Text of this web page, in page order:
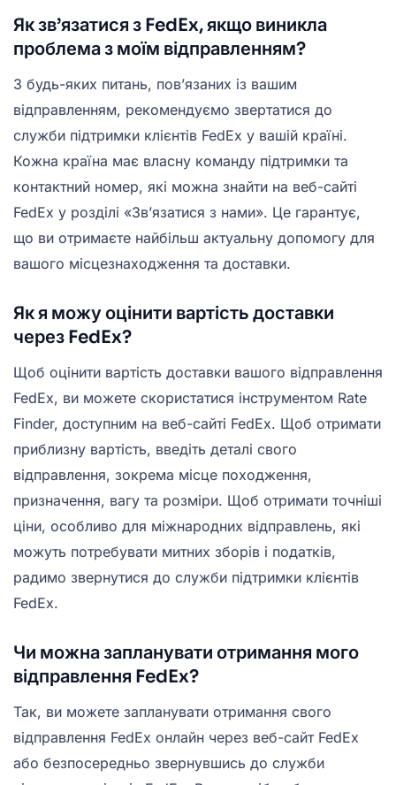
Як зв’язатися з FedEx, якщо виникла
проблема з моїм відправленням?
З будь-яких питань, пов’язаних із вашим
відправленням, рекомендуємо звертатися до
служби підтримки клієнтів FedEx у вашій країні.
Кожна країна має власну команду підтримки та
контактний номер, які можна знайти на веб-сайті
FedEx у розділі «Зв’язатися з нами». Це гарантує,
що ви отримаєте найбільш актуальну допомогу для
вашого місцезнаходження та доставки.
Як я можу оцінити вартість доставки
через FedEx?
Щоб оцінити вартість доставки вашого відправлення
FedEx, ви можете скористатися інструментом Rate
Finder, доступним на веб-сайті FedEx. Щоб отримати
приблизну вартість, введіть деталі свого
відправлення, зокрема місце походження,
призначення, вагу та розміри. Щоб отримати точніші
ціни, особливо для міжнародних відправлень, які
можуть потребувати митних зборів і податків,
радимо звернутися до служби підтримки клієнтів
FedEx.
Чи можна запланувати отримання мого
відправлення FedEx?
Так, ви можете запланувати отримання свого
відправлення FedEx онлайн через веб-сайт FedEx
або безпосередньо звернувшись до служби